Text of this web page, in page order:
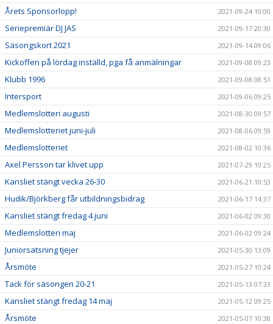
Årets Sponsorlopp! 2021-09-24 10:00
Seriepremiär DJ JAS 2021-09-17 20:30
Säsongskort 2021 2021-09-14 09:06
Kickoffen på lördag inställd, pga få anmälningar 2021-09-08 09:23
Klubb 1996 2021-09-08 08:51
Intersport 2021-09-06 09:25
Medlemslotteri augusti 2021-08-30 09:57
Medlemslotteriet juni-juli 2021-08-06 09:59
Medlemslotteriet 2021-08-02 10:36
Axel Persson tar klivet upp 2021-07-29 10:25
Kansliet stängt vecka 26-30 2021-06-21 10:53
Hudik/Björkberg får utbildningsbidrag 2021-06-17 14:37
Kansliet stängt fredag 4 juni 2021-06-02 09:30
Medlemslotteri maj 2021-06-02 09:24
Juniorsatsning tjejer 2021-05-30 13:09
Årsmöte 2021-05-27 10:24
Tack för säsongen 20-21 2021-05-13 07:33
Kansliet stängt fredag 14 maj 2021-05-12 09:25
Årsmöte 2021-05-07 10:38